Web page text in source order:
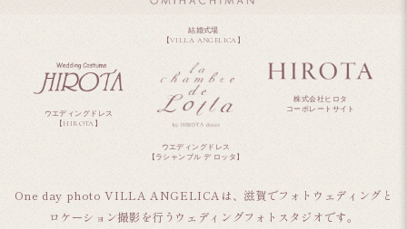
結婚式場
【VILLA ANGELICA】
ウエディングドレス
【HIROTA】
ウエディングドレス
【ラシャンブル デ ロッタ】
株式会社ヒロタ
コーポレートサイト
One day photo VILLA ANGELICAは、滋賀でフォトウェディングと
ロケーション撮影を行うウェディングフォトスタジオです。